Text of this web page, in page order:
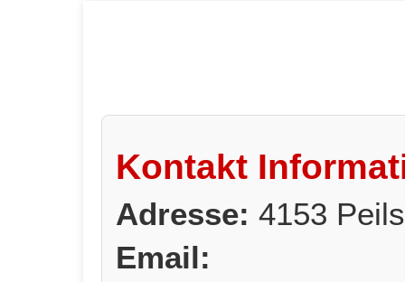
Kontakt
Adresse: 4153
Email: